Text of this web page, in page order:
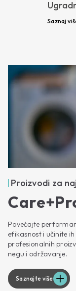
Saznaj
Proizvodi za
Povećajte
efikasnost i učinite
profesionalnih
negu i održavanje.
Saznajte više